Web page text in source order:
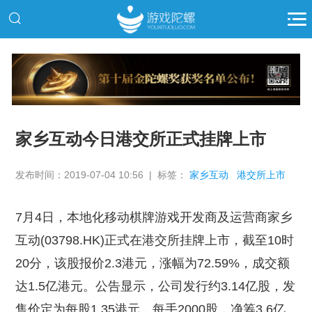
推广
家乡互动今日港交所正式挂牌上市
发布时间：2019-07-04 10:56 | 标签：家乡互动 港交所上市
7月4日，本地化移动棋牌游戏开发商及运营商家乡
互动(03798.HK)正式在港交所挂牌上市，截至10时
20分，该股报价2.3港元，涨幅为72.59%，成交额
达1.5亿港元。公告显示，公司发行约3.14亿股，发